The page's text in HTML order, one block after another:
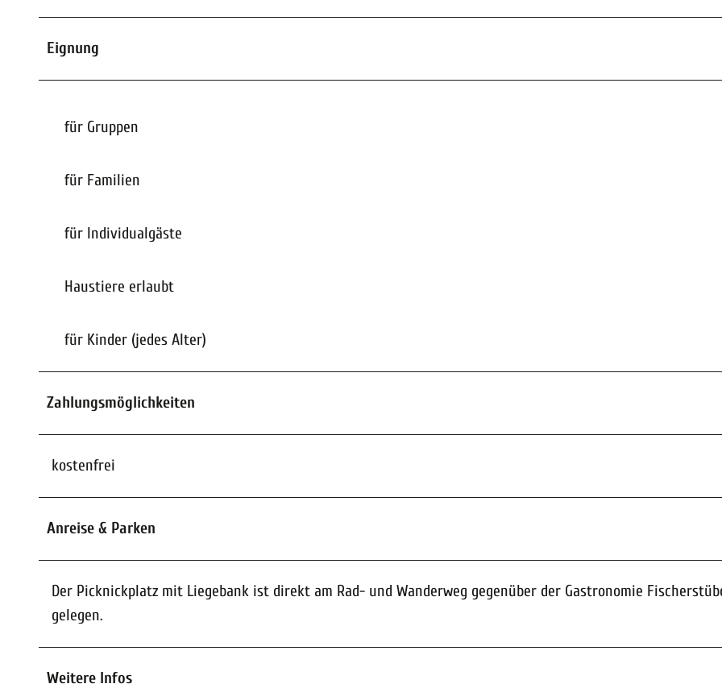
Eignung
für Gruppen
für Familien
für Individualgäste
Haustiere erlaubt
für Kinder (jedes Alter)
Zahlungsmöglichkeiten
kostenfrei
Anreise & Parken
Der Picknickplatz mit Liegebank ist direkt am Rad- und Wanderweg gegenüber der Gastronomie
gelegen.
Weitere Infos